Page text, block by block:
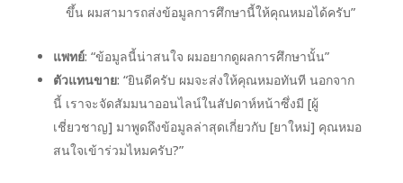
ขึ้น ผมสามารถส่งข้อมูลการศึกษานี้ให้คุณหมอได้ครับ”
แพทย์: “ข้อมูลนี้น่าสนใจ ผมอยากดูผลการศึกษานั้น”
ตัวแทนขาย: “ยินดีครับ ผมจะส่งให้คุณหมอทันที นอกจาก
นี้ เราจะจัดสัมมนาออนไลน์ในสัปดาห์หน้าซึ่งมี [ผู้
เชี่ยวชาญ] มาพูดถึงข้อมูลล่าสุดเกี่ยวกับ [ยาใหม่] คุณหมอ
สนใจเข้าร่วมไหมครับ?”